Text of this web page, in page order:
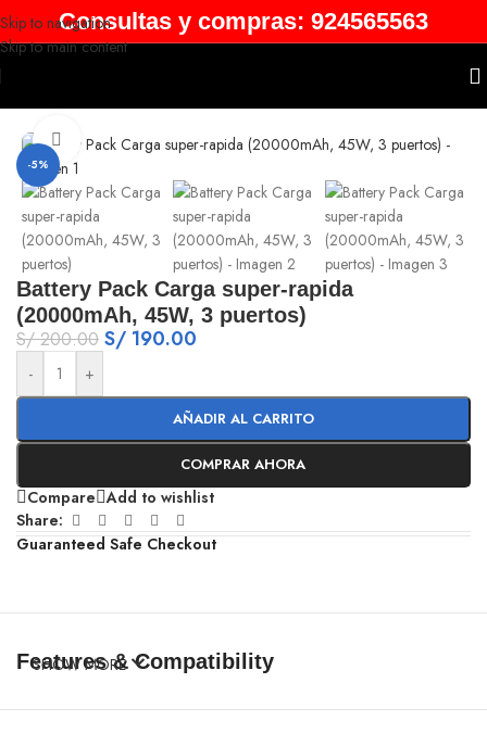
Skip to navigation
Skip to main content
Consultas y compras: 924565563
-5%
Click to enlarge
Battery Pack Carga super-rapida
(20000mAh, 45W, 3 puertos)
S/200.00 S/ 190.00
- +
AÑADIR AL CARRITO
COMPRAR AHORA
Compare Add to wishlist
Share:
Guaranteed Safe Checkout
Features & Compatibility
SHOW MORE